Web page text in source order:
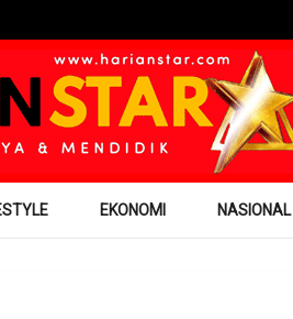
EKONOMI NASIONAL